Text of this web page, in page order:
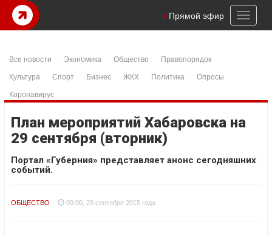
Toggle
Прямой эфир
Все новости Экономика Общество
Правопорядок
Культура
Спорт Бизнес ЖКХ Политика
Опросы
Коронавирус
План мероприятий Хабаровска на
29 сентября (вторник)
Портал «Губерния» представляет анонс сегодняшних
событий.
ОБЩЕСТВО 09:00, 29 сентября 2015 года